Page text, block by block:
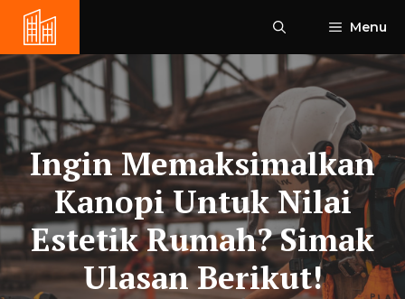
content
Menu
Ingin Memaksimalkan
Kanopi Untuk Nilai
Estetik Rumah? Simak
Ulasan Berikut!